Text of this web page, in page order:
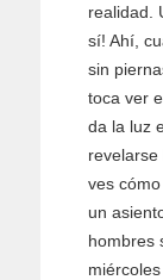
realidad.
sí! Ahí,
sin
toca ver
da la luz
revelarse
ves
un
hombres